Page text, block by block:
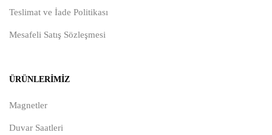
Teslimat ve İade Politikası
Mesafeli Satış Sözleşmesi
ÜRÜNLERIMIZ
Magnetler
Duvar Saatleri